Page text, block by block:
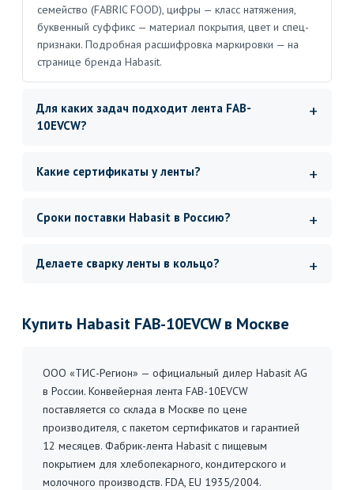
семейство (FABRIC FOOD), цифры — класс натяжения,
буквенный суффикс — материал покрытия, цвет и спец-
признаки. Подробная расшифровка маркировки — на
странице бренда Habasit.
Для каких задач подходит лента FAB-
10EVCW?
Какие сертификаты у ленты?
Сроки поставки Habasit в Россию?
Делаете сварку ленты в кольцо?
Купить Habasit FAB-10EVCW в Москве
ООО «ТИС-Регион» — официальный дилер Habasit AG
в России. Конвейерная лента FAB-10EVCW
поставляется со склада в Москве по цене
производителя, с пакетом сертификатов и гарантией
12 месяцев. Фабрик-лента Habasit с пищевым
покрытием для хлебопекарного, кондитерского и
молочного производств. FDA, EU 1935/2004.